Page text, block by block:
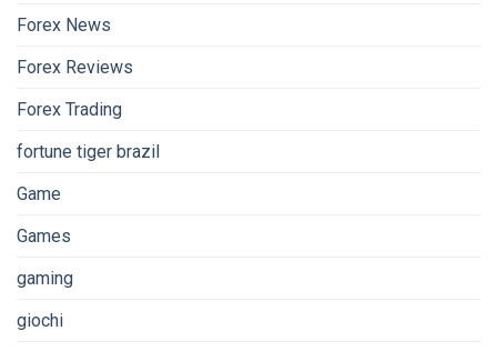
Forex News
Forex Reviews
Forex Trading
fortune tiger brazil
Game
Games
gaming
giochi